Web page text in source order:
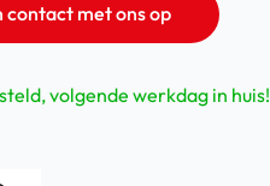
contact met ons op
volgende werkdag in huis!